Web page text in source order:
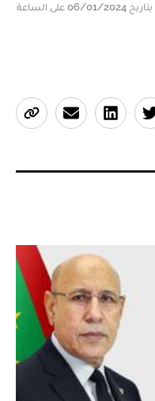
في 06/01/2024 على الساعة 17:20, تحديث بتاريخ 06/01/2024 على الساعة